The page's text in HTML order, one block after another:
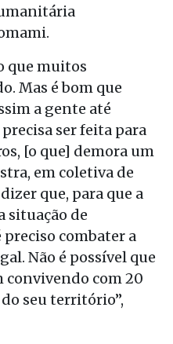
que muitos
Mas é bom que
a gente até
ser feita para
[o que] demora um
em coletiva de
que, para que a
situação de
preciso combater a
Não é possível que
com 20
seu território”,